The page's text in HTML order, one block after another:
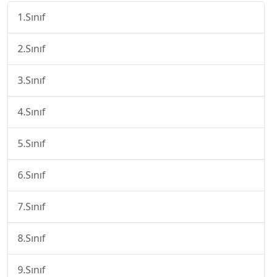
1.Sınıf
2.Sınıf
3.Sınıf
4.Sınıf
5.Sınıf
6.Sınıf
7.Sınıf
8.Sınıf
9.Sınıf